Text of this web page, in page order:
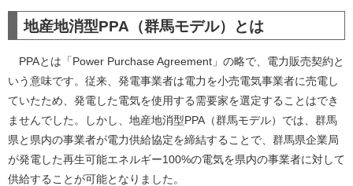
地産地消型PPA（群馬モデル）とは
PPAとは「Power Purchase Agreement」の略で、電力販売契約と
いう意味です。従来、発電事業者は電力を小売電気事業者に売電し
ていたため、発電した電気を使用する需要家を選定することはでき
ませんでした。しかし、地産地消型PPA（群馬モデル）では、群馬
県と県内の事業者が電力供給協定を締結することで、群馬県企業局
が発電した再生可能エネルギー100%の電気を県内の事業者に対して
供給することが可能となりました。